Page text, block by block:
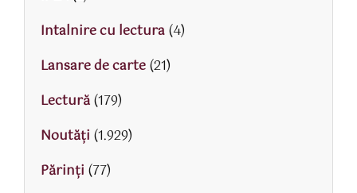
Intalnire cu lectura(4)
Lansare de carte(21)
Lectură(179)
Noutăți (1.929)
Părinţi (77)